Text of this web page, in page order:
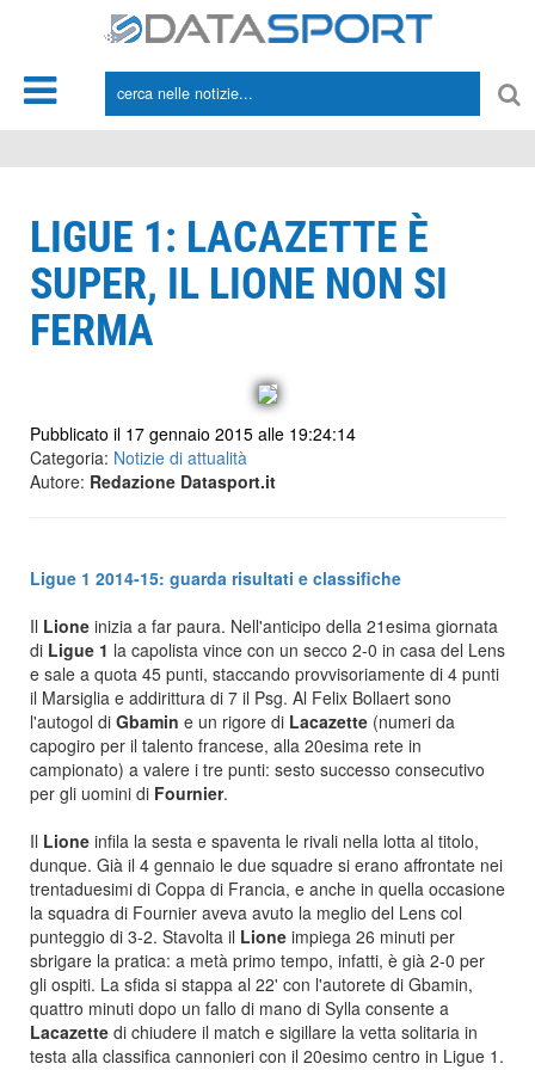
LIGUE 1: LACAZETTE È
SUPER, IL LIONE NON SI
FERMA
Pubblicato il 17 gennaio 2015 alle 19:24:14
Categoria: Notizie di attualità
Autore: Redazione Datasport.it
Ligue 1 2014-15: guarda risultati e classifiche
Il Lione inizia a far paura. Nell'anticipo della 21esima giornata
di Ligue 1 la capolista vince con un secco 2-0 in casa del Lens
e sale a quota 45 punti, staccando provvisoriamente di 4 punti
il Marsiglia e addirittura di 7 il Psg. Al Felix Bollaert sono
l'autogol di Gbamin e un rigore di Lacazette (numeri da
capogiro per il talento francese, alla 20esima rete in
campionato) a valere i tre punti: sesto successo consecutivo
per gli uomini di Fournier.
Il Lione infila la sesta e spaventa le rivali nella lotta al titolo,
dunque. Già il 4 gennaio le due squadre si erano affrontate nei
trentaduesimi di Coppa di Francia, e anche in quella occasione
la squadra di Fournier aveva avuto la meglio del Lens col
punteggio di 3-2. Stavolta il Lione impiega 26 minuti per
sbrigare la pratica: a metà primo tempo, infatti, è già 2-0 per
gli ospiti. La sfida si stappa al 22' con l'autorete di Gbamin,
quattro minuti dopo un fallo di mano di Sylla consente a
Lacazette di chiudere il match e sigillare la vetta solitaria in
testa alla classifica cannonieri con il 20esimo centro in Ligue 1.